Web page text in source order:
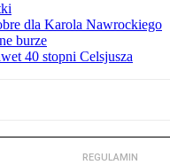
dla Karola Nawrockiego
burze
40 stopni Celsjusza
REGULAMIN